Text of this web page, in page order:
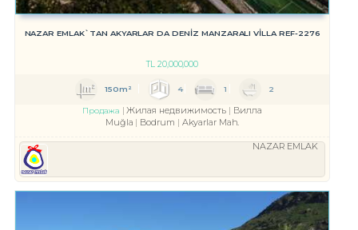
NAZAR EMLAK`TAN AKYARLAR DA DENİZ MANZARALI VİLLA REF-2276
TL20,000,000
150m² 4 1 2
Продажа Жилая недвижимость
Вилла
Muğla
Bodrum Akyarlar Mah.
NAZAR EMLAK